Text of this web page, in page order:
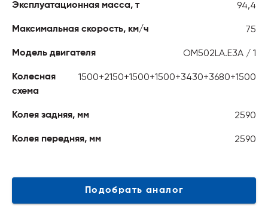
Эксплуатационная масса, т 94,4
Максимальная скорость, км/ч 75
Модель двигателя OM502LA.E3A / 1
Колесная
схема
1500+2150+1500+1500+3430+3680+1500
Колея задняя, мм 2590
Колея передняя, мм 2590
Подобрать аналог